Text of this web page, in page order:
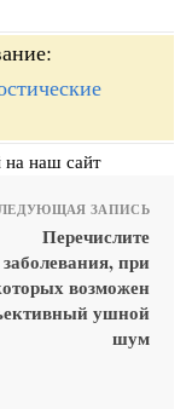
на наш сайт
ЗАПИСЬ
Перечислите
заболевания, при
возможен
ушной
шум